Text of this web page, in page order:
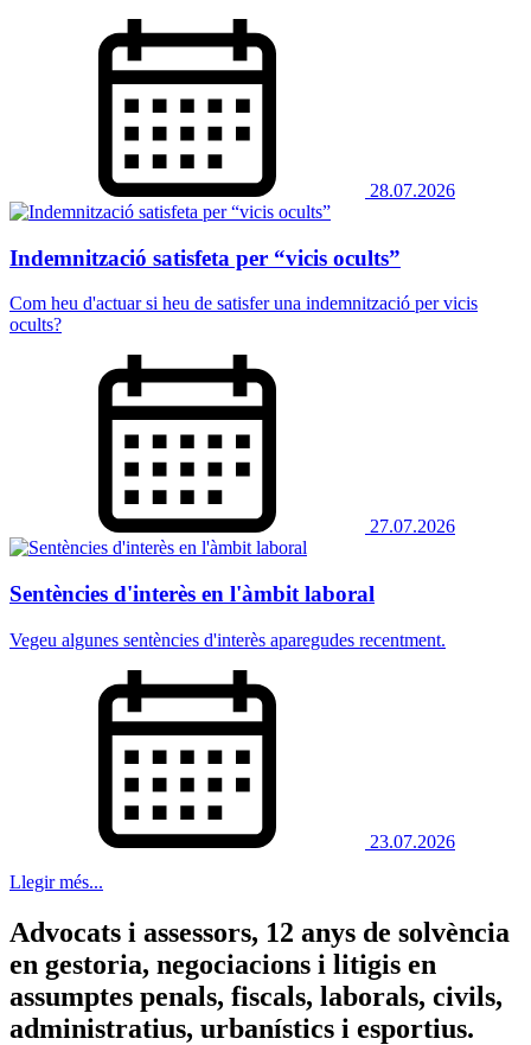
28.07.2026
Indemnització satisfeta per “vicis ocults”
Com heu d'actuar si heu de satisfer una indemnització per vicis
ocults?
27.07.2026
Sentències d'interès en l'àmbit laboral
Vegeu algunes sentències d'interès aparegudes recentment.
23.07.2026
Llegir més...
Advocats i assessors, 12 anys de solvència
en gestoria, negociacions i litigis en
assumptes penals, fiscals, laborals, civils,
administratius, urbanístics i esportius.